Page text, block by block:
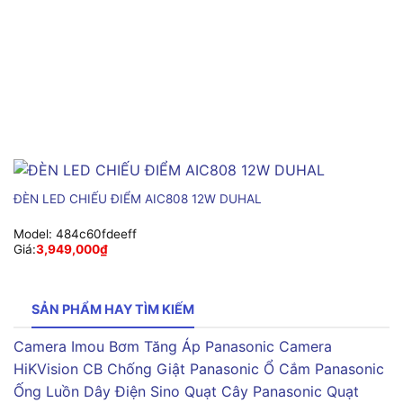
ĐÈN LED CHIẾU ĐIỂM AIC808 12W DUHAL
Model: 484c60fdeeff
Giá:3,949,000₫
SẢN PHẨM HAY TÌM KIẾM
Camera Imou Bơm Tăng Áp Panasonic Camera
HiKVision CB Chống Giật Panasonic Ổ Cắm Panasonic
Ống Luồn Dây Điện Sino Quạt Cây Panasonic Quạt